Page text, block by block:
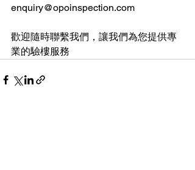
enquiry@opoinspection.com
歡迎隨時聯繫我們，讓我們為您提供專
業的驗樓服務